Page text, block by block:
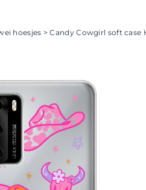
hoesjes > Candy Cowgirl soft case